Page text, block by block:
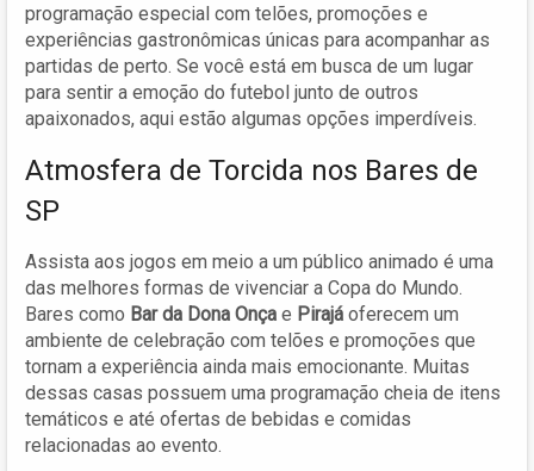
programação especial com telões, promoções e
experiências gastronômicas únicas para acompanhar as
partidas de perto. Se você está em busca de um lugar
para sentir a emoção do futebol junto de outros
apaixonados, aqui estão algumas opções imperdíveis.
Atmosfera de Torcida nos Bares de
SP
Assista aos jogos em meio a um público animado é uma
das melhores formas de vivenciar a Copa do Mundo.
Bares como Bar da Dona Onça e Pirajá oferecem um
ambiente de celebração com telões e promoções que
tornam a experiência ainda mais emocionante. Muitas
dessas casas possuem uma programação cheia de itens
temáticos e até ofertas de bebidas e comidas
relacionadas ao evento.